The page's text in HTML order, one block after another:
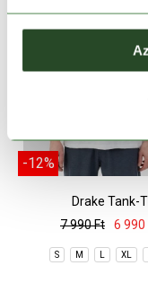
-12%
Drake Tank-T
7 990 Ft
6 990
S M L XL